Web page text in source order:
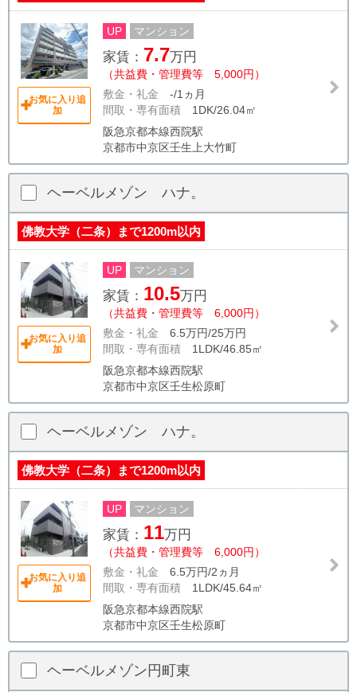
お気に入り追
加
UP マンション
家賃： 7.7万円
（共益費・管理費等 5,000円）
敷金・礼金 -/1ヵ月
間取・専有面積 1DK/26.04㎡
阪急京都本線西院駅
京都市中京区壬生上大竹町
ヘーベルメゾン ハナ。
佛教大学（二条）まで1200m以内
お気に入り追
加
UP マンション
家賃： 10.5万円
（共益費・管理費等 6,000円）
敷金・礼金 6.5万円/25万円
間取・専有面積 1LDK/46.85㎡
阪急京都本線西院駅
京都市中京区壬生松原町
ヘーベルメゾン ハナ。
佛教大学（二条）まで1200m以内
お気に入り追
加
UP マンション
家賃： 11万円
（共益費・管理費等 6,000円）
敷金・礼金 6.5万円/2ヵ月
間取・専有面積 1LDK/45.64㎡
阪急京都本線西院駅
京都市中京区壬生松原町
ヘーベルメゾン円町東